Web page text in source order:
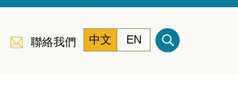
聯絡我們 中文 EN